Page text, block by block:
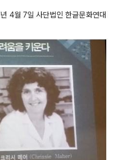
4월 7일 사단법인 한글문화연대